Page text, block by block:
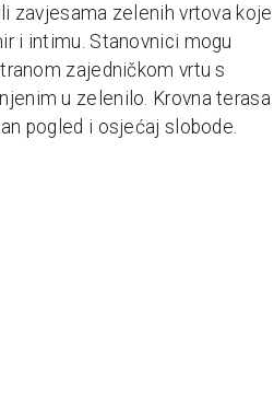
zavjesama zelenih vrtova koje
i intimu. Stanovnici mogu
zajedničkom vrtu s
u zelenilo. Krovna terasa
pogled i osjećaj slobode.